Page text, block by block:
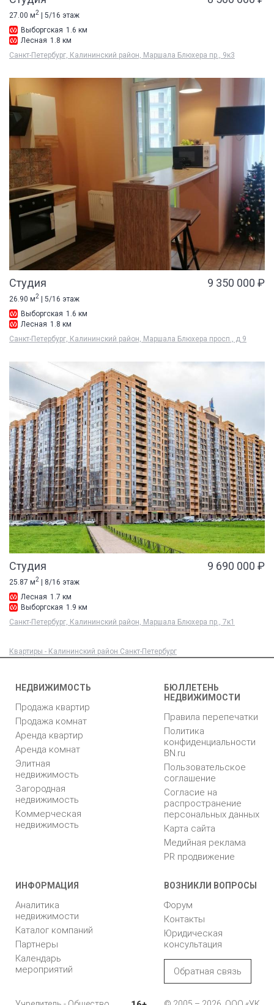
27.00 м2
| 5/16 этаж
Выборгская 1.6 км
Лесная 1.8 км
Санкт-Петербург, Калининский район, Маршала Блюхера пр., 9к3
Студия 9 350 000 ₽
26.90 м2 | 5/16 этаж
Выборгская 1.6 км
Лесная 1.8 км
Санкт-Петербург, Калининский район, Маршала Блюхера просп., д 9
Студия 9 690 000 ₽
25.87 м2
| 8/16 этаж
Лесная 1.7 км
Выборгская 1.9 км
Санкт-Петербург, Калининский район, Маршала Блюхера пр., 7к1
Квартиры - Калининский район Санкт-Петербург
НЕДВИЖИМОСТЬ
Продажа квартир
Продажа комнат
Аренда квартир
Аренда комнат
Элитная
недвижимость
Загородная
недвижимость
Коммерческая
недвижимость
БЮЛЛЕТЕНЬ
НЕДВИЖИМОСТИ
Правила перепечатки
Политика
конфиденциальности
BN.ru
Пользовательское
соглашение
Согласие на
распространение
персональных данных
Карта сайта
Медийная реклама
PR продвижение
ИНФОРМАЦИЯ
Аналитика
недвижимости
Каталог компаний
Партнеры
Календарь
мероприятий
ВОЗНИКЛИ ВОПРОСЫ
Форум
Контакты
Юридическая
консультация
Обратная связь